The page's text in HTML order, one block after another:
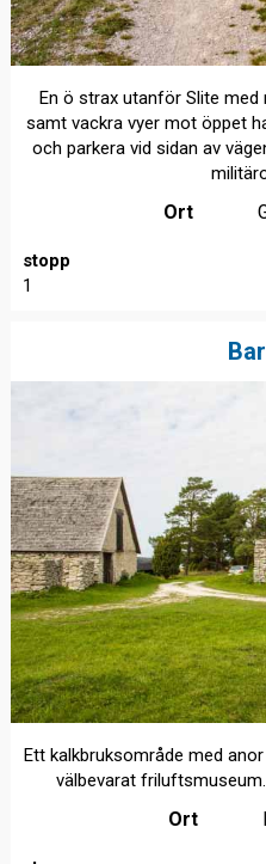
En ö strax utanför Slite
samt vackra vyer mot öppet
och parkera vid sidan av
Ort
stopp
1
Ett kalkbruksområde med
välbevarat
Ort